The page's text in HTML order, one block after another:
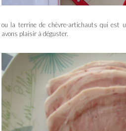
ou la terrine de chèvre-artichauts qui est
avons plaisir à déguster.